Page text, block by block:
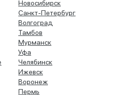
Новосибирск
Санкт-Петербург
Волгоград
Тамбов
Мурманск
Уфа
Челябинск
Ижевск
Воронеж
Пермь